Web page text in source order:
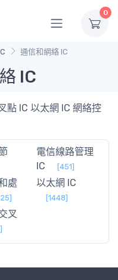
0
通信和網絡 IC
IC
點 IC 以太網 IC 網絡控
電信線路管理
IC
[451]
處
以太網 IC
[1448]
叉